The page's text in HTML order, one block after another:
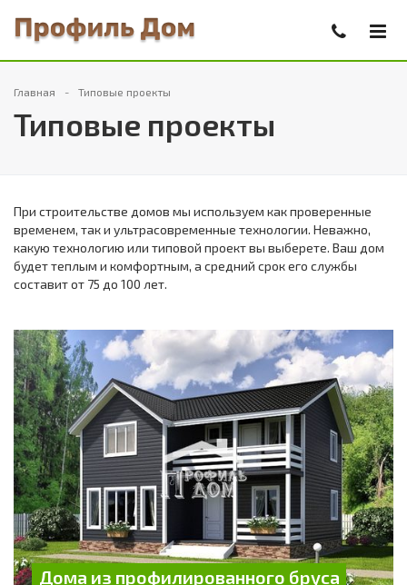
Главная Типовые проекты
Типовые проекты
При строительстве домов мы используем как проверенные
временем, так и ультрасовременные технологии. Неважно,
какую технологию или типовой проект вы выберете. Ваш дом
будет теплым и комфортным, а средний срок его службы
составит от 75 до 100 лет.
Дома из профилированного бруса